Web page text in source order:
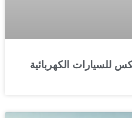
للسيارات الكهربائية